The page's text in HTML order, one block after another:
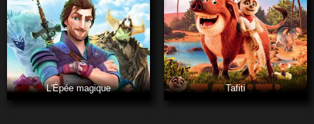
L'Épée magique Tafiti